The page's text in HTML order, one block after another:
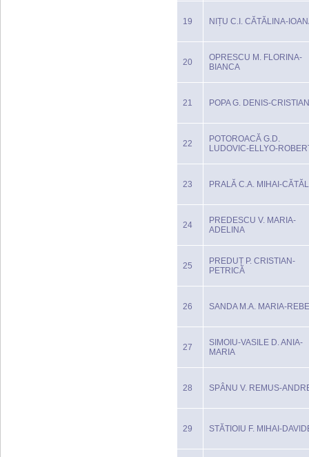
19 NIȚU C.I. CĂTĂLINA-
20
OPRESCU M. FLORINA-
BIANCA
21 POPA G. DENIS-CRISTIAN
22
POTOROACĂ G.D.
LUDOVIC-ELLYO-
23 PRALĂ C.A. MIHAI-
24
PREDESCU V. MARIA-
ADELINA
25
PREDUȚ P. CRISTIAN-
PETRICĂ
26 SANDA M.A. MARIA-
27
SIMOIU-VASILE D. ANIA-
MARIA
28 SPÂNU V. REMUS-
29 STĂTIOIU F. MIHAI-